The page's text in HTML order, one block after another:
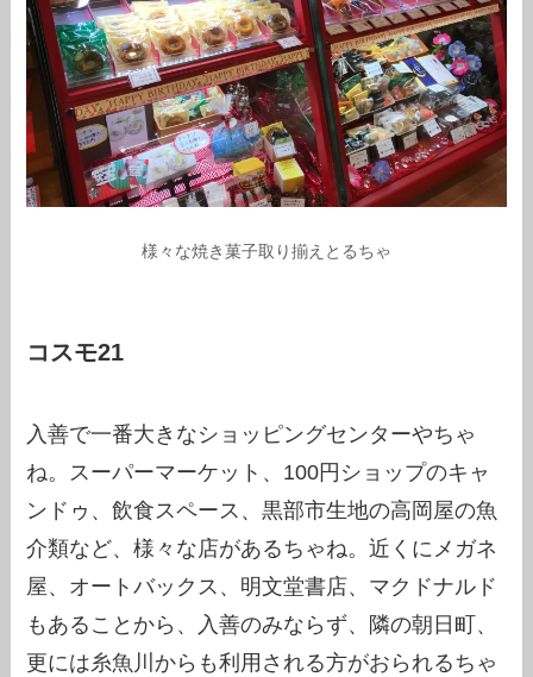
様々な焼き菓子取り揃えとるちゃ
コスモ21
入善で一番大きなショッピングセンターやちゃ
ね。スーパーマーケット、100円ショップのキャ
ンドゥ、飲食スペース、黒部市生地の高岡屋の魚
介類など、様々な店があるちゃね。近くにメガネ
屋、オートバックス、明文堂書店、マクドナルド
もあることから、入善のみならず、隣の朝日町、
更には糸魚川からも利用される方がおられるちゃ